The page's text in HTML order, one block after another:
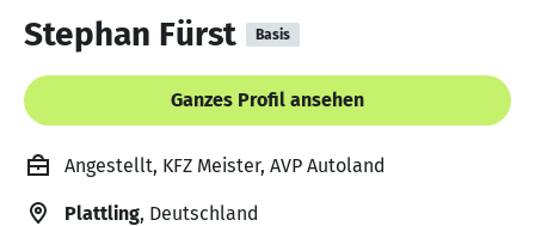
Stephan Fürst Basis
Ganzes Profil ansehen
Angestellt, KFZ Meister, AVP Autoland
Plattling, Deutschland